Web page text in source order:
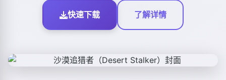
快速下载 了解详情